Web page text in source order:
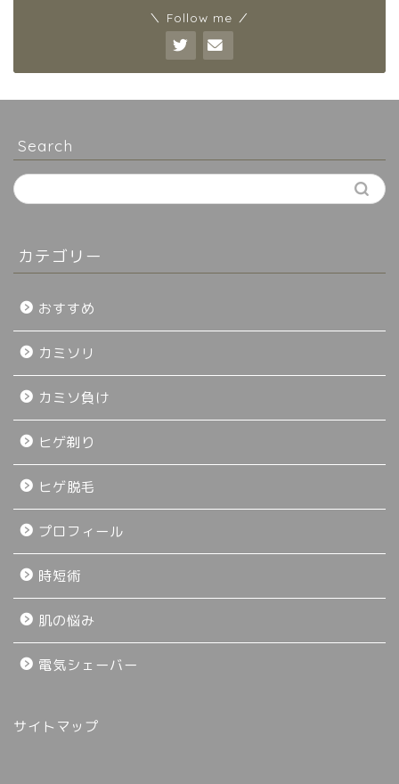
＼ Follow me ／
Search
カテゴリー
おすすめ
カミソリ
カミソ負け
ヒゲ剃り
ヒゲ脱毛
プロフィール
時短術
肌の悩み
電気シェーバー
サイトマップ